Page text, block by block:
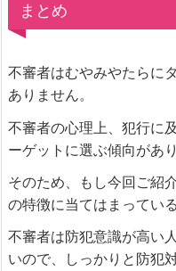
まとめ
不審者はむやみやたらに
ありません。
不審者の心理上、犯行に
ーゲットに選ぶ傾向があり
そのため、もし今回ご紹
の特徴に当てはまってい
不審者は防犯意識が高い
いので、しっかりと防犯